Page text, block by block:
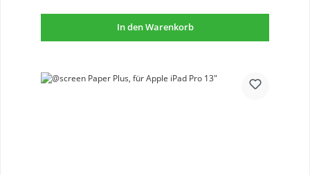
In den Warenkorb